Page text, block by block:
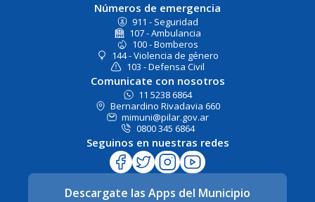
Números de emergencia
911 - Seguridad
107 - Ambulancia
100 - Bomberos
144 - Violencia de género
103 - Defensa Civil
Comunicate con nosotros
11 5238 6864
Bernardino Rivadavia 660
mimuni@pilar.gov.ar
0800 345 6864
Seguinos en nuestras redes
Descargate las Apps del Municipio